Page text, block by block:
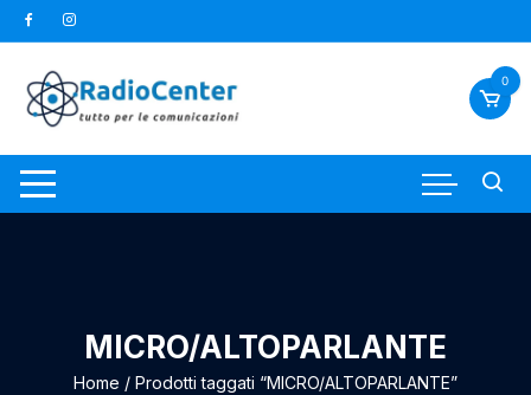
al
contenuto
0
MICRO/ALTOPARLANTE
Home / Prodotti taggati “MICRO/ALTOPARLANTE”